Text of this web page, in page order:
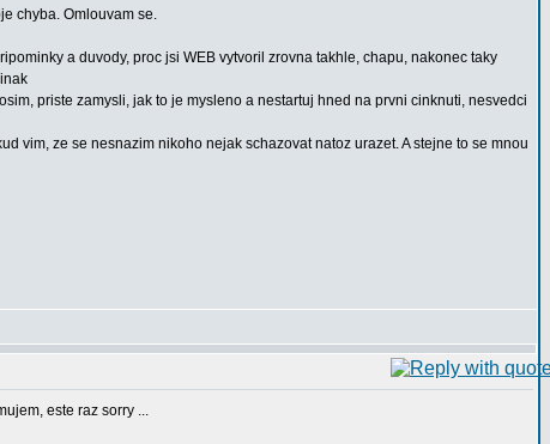
chyba. Omlouvam se.
a duvody, proc jsi WEB vytvoril zrovna takhle, chapu, nakonec taky
priste zamysli, jak to je mysleno a nestartuj hned na prvni cinknuti, nesvedci
vim, ze se nesnazim nikoho nejak schazovat natoz urazet. A stejne to se mnou
este raz sorry ...